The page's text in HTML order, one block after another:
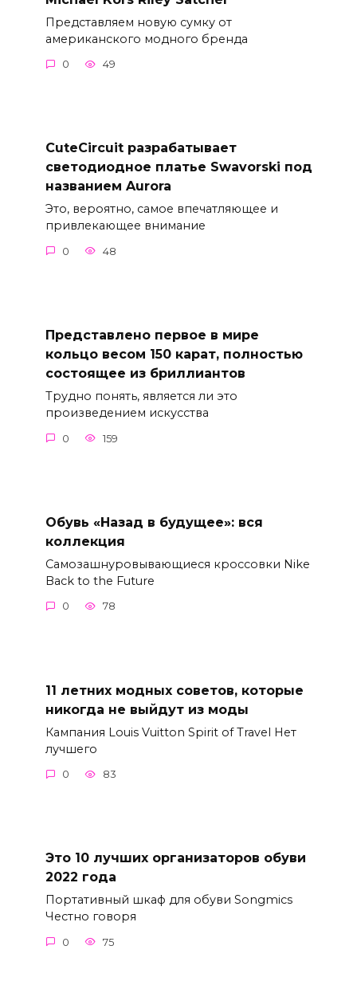
Представляем новую сумку от
американского модного бренда
0 49
CuteCircuit разрабатывает
светодиодное платье Swavorski под
названием Aurora
Это, вероятно, самое впечатляющее и
привлекающее внимание
0 48
Представлено первое в мире
кольцо весом 150 карат, полностью
состоящее из бриллиантов
Трудно понять, является ли это
произведением искусства
0 159
Обувь «Назад в будущее»: вся
коллекция
Самозашнуровывающиеся кроссовки Nike
Back to the Future
0 78
11 летних модных советов, которые
никогда не выйдут из моды
Кампания Louis Vuitton Spirit of Travel Нет
лучшего
0 83
Это 10 лучших организаторов обуви
2022 года
Портативный шкаф для обуви Songmics
Честно говоря
0 75